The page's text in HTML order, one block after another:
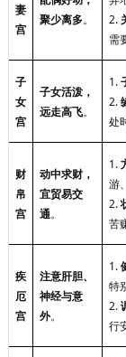
妻
宫
聚少离多。
2.
需
子
女
宫
子女活泼，
远走高飞。
1.
2.
处
财
帛
宫
动中求财，
宜贸易交
通。
1.
游
2.
苦
疾
厄
宫
注意肝胆、
神经与意
外。
1.
特
2.
行